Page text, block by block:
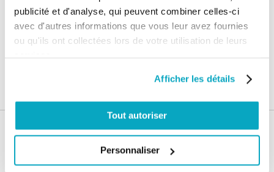
publicité et d'analyse, qui peuvent combiner celles-ci
avec d'autres informations que vous leur avez fournies
ou qu'ils ont collectées lors de votre utilisation de leurs
Afficher les détails
Tout autoriser
Personnaliser
24/72H
SAV & Retours
Nos conseils
Blog FAQ